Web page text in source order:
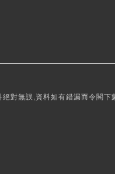
對無誤,資料如有錯漏而令閣下